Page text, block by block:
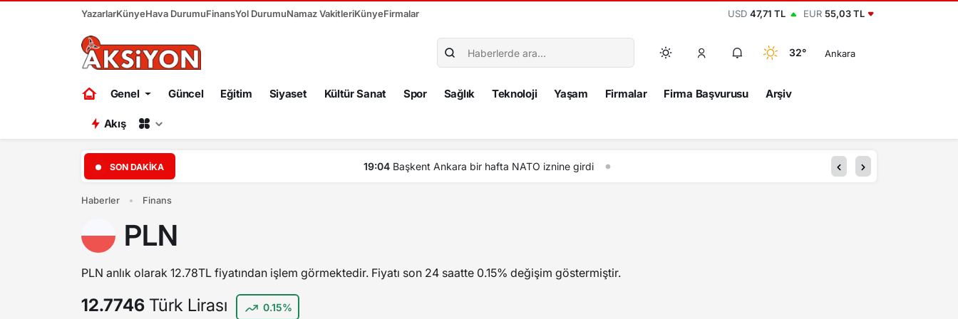
YazarlarKünyeHava DurumuFinansYol DurumuNamaz VakitleriKünyeFirmalar USD 47,71 TL EUR 55,03 TL
32° Ankara
Genel Güncel Eğitim Siyaset Kültür Sanat Spor Sağlık Teknoloji Yaşam Firmalar Firma Başvurusu Arşiv
Akış
SON DAKIKA Başkent Ankara bir hafta NATO iznine girdi
Haberler Finans
PLN
PLN anlık olarak 12.78TL fiyatından işlem görmektedir. Fiyatı son 24 saatte 0.15% değişim göstermiştir.
12.7746 Türk Lirası 0.15%